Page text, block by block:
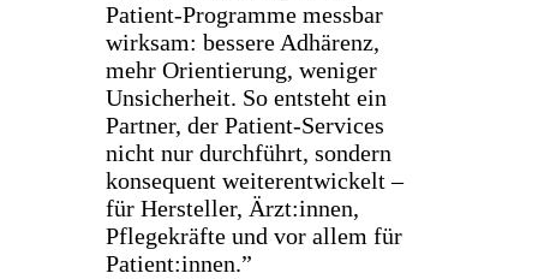
Patient-Programme messbar
wirksam: bessere Adhärenz,
mehr Orientierung, weniger
Unsicherheit. So entsteht ein
Partner, der Patient-Services
nicht nur durchführt, sondern
konsequent weiterentwickelt –
für Hersteller, Ärzt:innen,
Pflegekräfte und vor allem für
Patient:innen.”